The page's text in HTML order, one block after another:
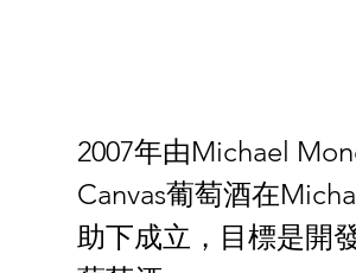
2007年由Michael
Canvas葡萄酒在
助下成立，目標是開